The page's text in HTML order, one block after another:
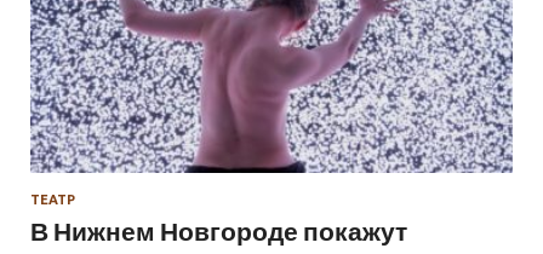
ТЕАТР
В Нижнем Новгороде покажут